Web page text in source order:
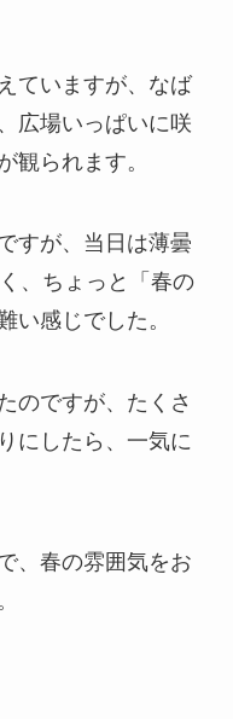
ていますが、なば
広場いっぱいに咲
観られます。
すが、当日は薄曇
、ちょっと「春の
い感じでした。
のですが、たくさ
にしたら、一気に
、春の雰囲気をお